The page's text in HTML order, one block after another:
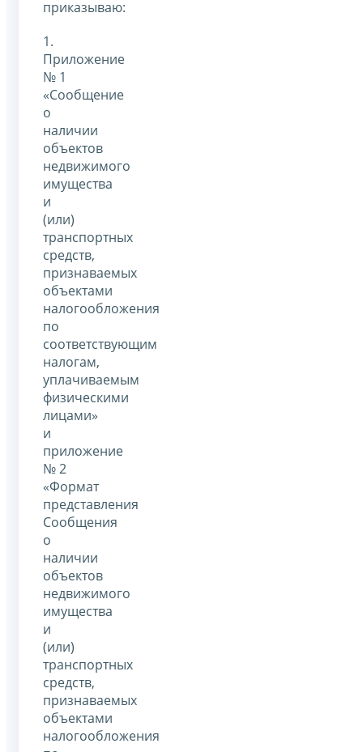
приказываю:
1.
Приложение
№ 1
«Сообщение
о
наличии
объектов
недвижимого
имущества
и
(или)
транспортных
средств,
признаваемых
объектами
налогообложения
по
соответствующим
налогам,
уплачиваемым
физическими
лицами»
и
приложение
№ 2
«Формат
представления
Сообщения
о
наличии
объектов
недвижимого
имущества
и
(или)
транспортных
средств,
признаваемых
объектами
налогообложения